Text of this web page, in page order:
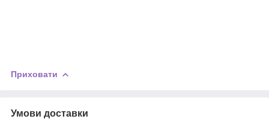
Приховати
Умови доставки